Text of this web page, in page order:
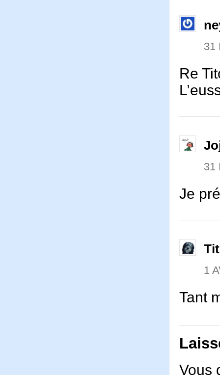
31
Re
31
Je
1
Tant
Vous